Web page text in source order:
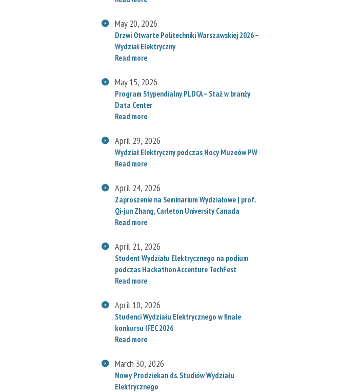
May 20, 2026
Drzwi Otwarte Politechniki Warszawskiej 2026 –
Wydział Elektryczny
Read more
May 15, 2026
Program Stypendialny PLDCA – Staż w branży
Data Center
Read more
April 29, 2026
Wydział Elektryczny podczas Nocy Muzeów PW
Read more
April 24, 2026
Zaproszenie na Seminarium Wydziałowe | prof.
Qi-jun Zhang, Carleton University Canada
Read more
April 21, 2026
Student Wydziału Elektrycznego na podium
podczas Hackathon Accenture TechFest
Read more
April 10, 2026
Studenci Wydziału Elektrycznego w finale
konkursu IFEC 2026
Read more
March 30, 2026
Nowy Prodziekan ds. Studiów Wydziału
Elektrycznego